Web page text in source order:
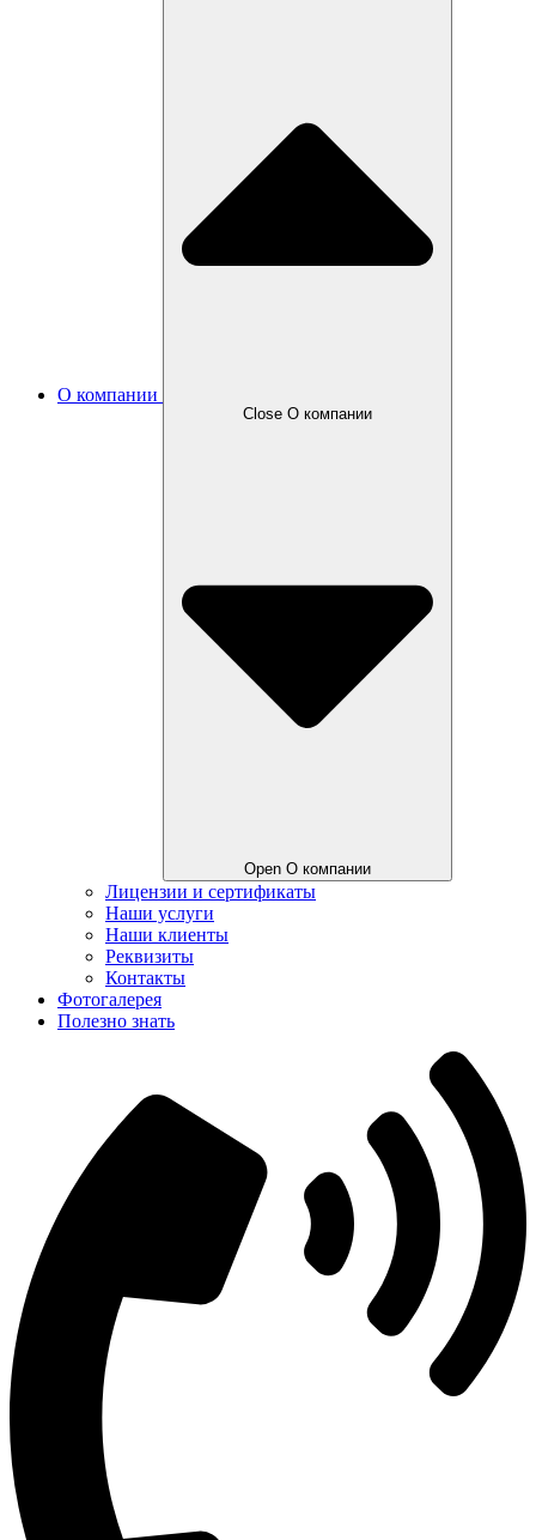
О компании
Close О компании
Open О компании
Лицензии и сертификаты
Наши услуги
Наши клиенты
Реквизиты
Контакты
Фотогалерея
Полезно знать